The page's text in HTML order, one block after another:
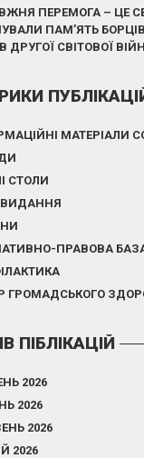
ПЕРЕМОГА – ЦЕ
ПАМ’ЯТЬ
ДРУГОЇ СВІТОВОЇ
МАТЕРІАЛИ
СТОЛИ
ВИДАННЯ
ПРАВОВА БАЗА
ГРОМАДСЬКОГО
ПІБЛІКАЦІЙ
2026
2026
2026
2026